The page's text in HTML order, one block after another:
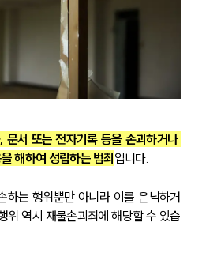
문서 또는 전자기록 등을 손괴하거나
해하여 성립하는 범죄입니다.
하는 행위뿐만 아니라 이를 은닉하거
위 역시 재물손괴죄에 해당할 수 있습